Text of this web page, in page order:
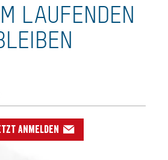
LAUFENDEN
anmelden